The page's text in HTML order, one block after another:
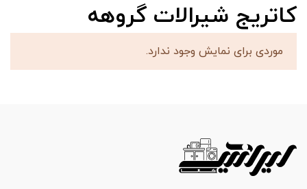
كاتريج شيرالات گروهه
موردی برای نمایش وجود ندارد.